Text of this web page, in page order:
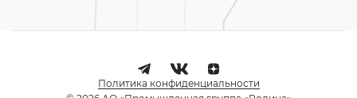
Политика конфиденциальности